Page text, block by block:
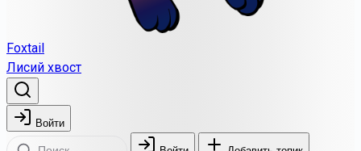
Foxtail
Лисий хвост
Войти